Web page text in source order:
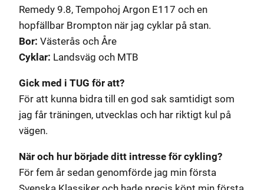
Remedy 9.8, Tempohoj Argon E117 och en
hopfällbar Brompton när jag cyklar på stan.
Bor: Västerås och Åre
Cyklar: Landsväg och MTB
Gick med i TUG för att?
För att kunna bidra till en god sak samtidigt som
jag får träningen, utvecklas och har riktigt kul på
vägen.
När och hur började ditt intresse för cykling?
För fem år sedan genomförde jag min första